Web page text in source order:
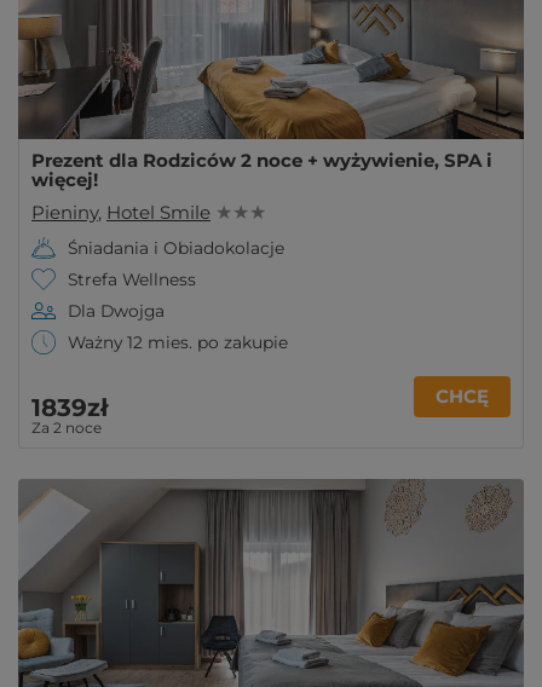
Prezent dla Rodziców 2 noce + wyżywienie, SPA i
więcej!
Pieniny, Hotel Smile ★ ★ ★
Śniadania i Obiadokolacje
Strefa Wellness
Dla Dwojga
Ważny 12 mies. po zakupie
1839zł
Za 2 noce
CHCĘ